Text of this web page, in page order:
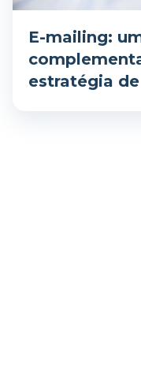
E-mailing:
estratégia